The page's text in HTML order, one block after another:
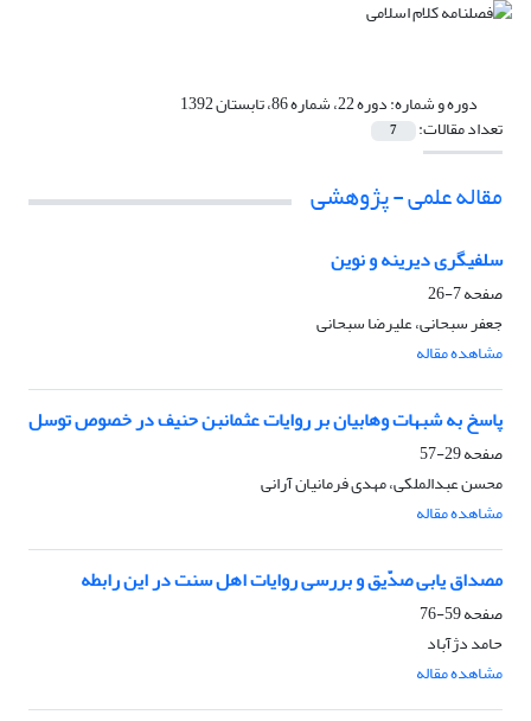
دوره و شماره:دوره 22، شماره 86، تابستان 1392
تعداد مقالات: 7
مقاله علمی - پژوهشی
سلفى‏گرى دیرینه و نوین
صفحه7-26
جعفر سبحانی، علیرضا سبحانی
مشاهده مقاله
پاسخ به شبهات وهابیان بر روایات عثمان‏بن حنیف در خصوص توسل
صفحه29-57
محسن عبدالملکی، مهدی فرمانیان آرانی
مشاهده مقاله
مصداق یابی صدّیق و بررسی روایات اهل سنت در این رابطه
صفحه59-76
حامد دژآباد
مشاهده مقاله